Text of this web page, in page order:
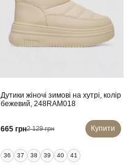
Дутики жіночі зимові на хутрі, колір
бежевий, 248RAM018
665 грн2 129 грн Купити
36 37 38 39 40 41